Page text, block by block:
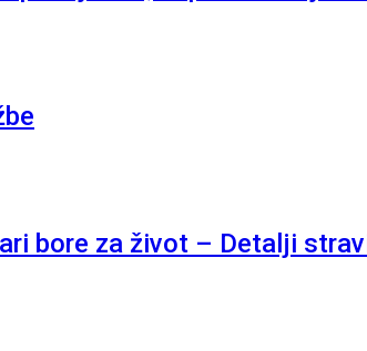
bore za život – Detalji